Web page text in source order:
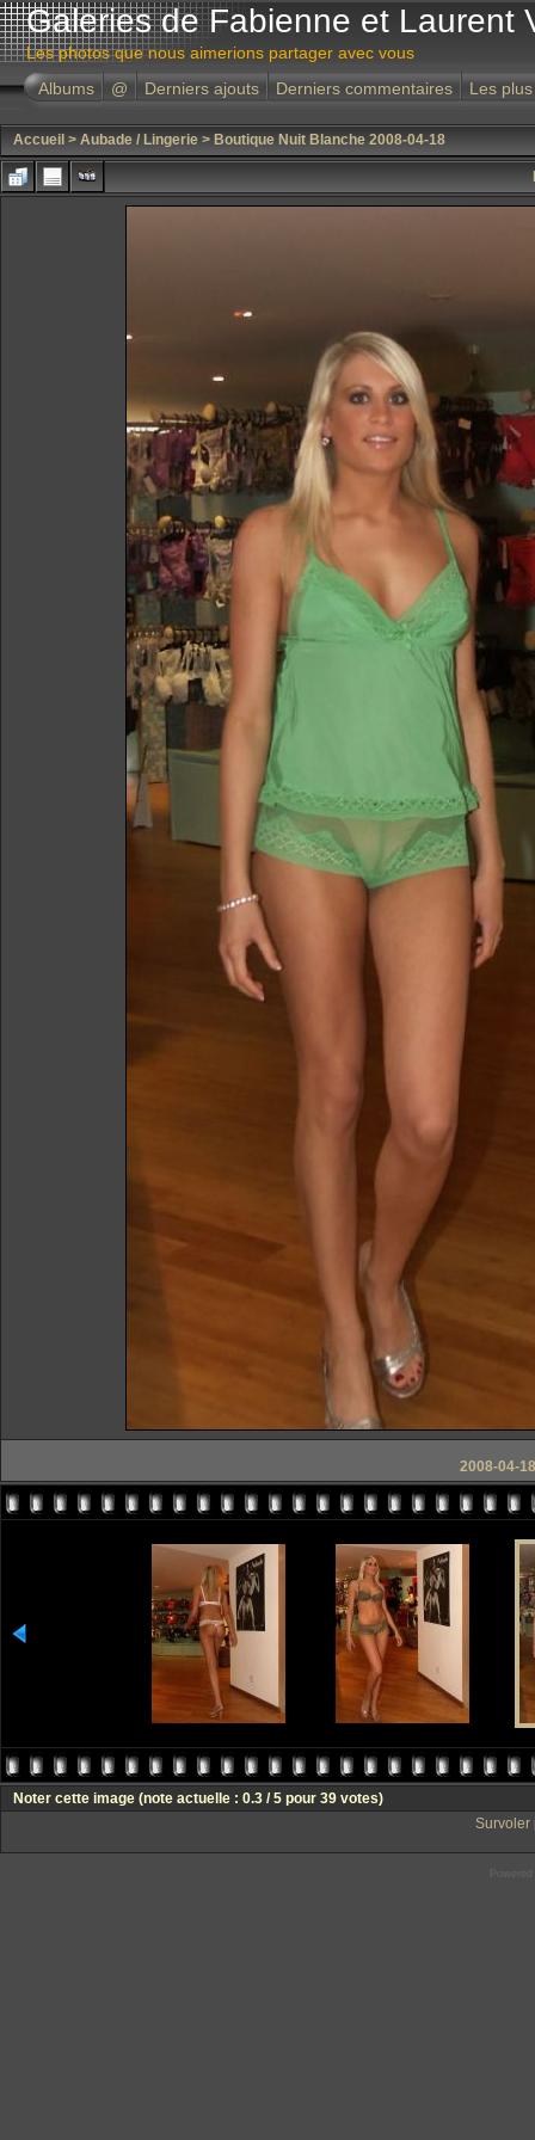
Galeries de Fabienne et Laurent
Les photos que nous aimerions partager avec vous
Albums
@ Derniers ajouts Derniers commentaires Les
Accueil > Aubade / Lingerie > Boutique Nuit Blanche 2008-04-18
2008-04-
Noter cette image (note actuelle : 0.3 / 5 pour 39 votes)
Survoler